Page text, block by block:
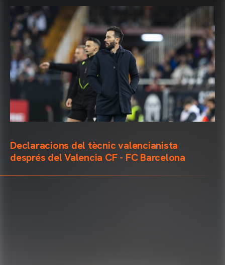
Declaracions del tècnic valencianista
després del Valencia CF - FC Barcelona